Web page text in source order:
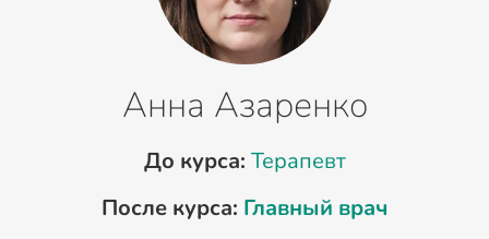
Анна Азаренко
До курса: Терапевт
После курса: Главный врач